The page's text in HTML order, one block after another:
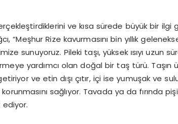
ve kısa sürede büyük bir
“Meşhur Rize kavurmasını bin yıllık
sunuyoruz. Pileki taşı, yüksek ısıyı uzun
yardımcı olan doğal bir taş türü.
ve etin dışı çıtır, içi ise yumuşak ve
sağlıyor. Tavada ya da fırında